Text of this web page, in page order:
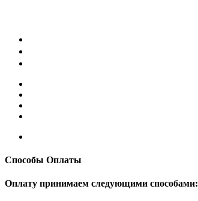
Способы Оплаты
Оплату принимаем следующими способами: